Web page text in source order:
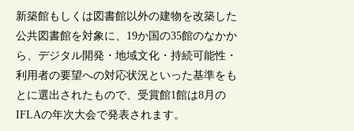
新築館もしくは図書館以外の建物を改築した
公共図書館を対象に、19か国の35館のなかか
ら、デジタル開発・地域文化・持続可能性・
利用者の要望への対応状況といった基準をも
とに選出されたもので、受賞館1館は8月の
IFLAの年次大会で発表されます。